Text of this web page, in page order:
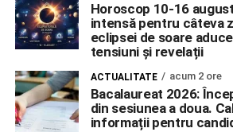
Horoscop 10-16
intensă pentru câteva
eclipsei de soare
tensiuni și revelații
ACTUALITATE acum 2 ore
Bacalaureat 2026:
din sesiunea a doua.
informații pentru